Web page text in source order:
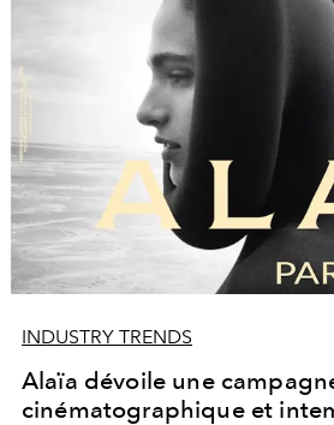
INDUSTRY TRENDS
Alaïa dévoile une
cinématographique et